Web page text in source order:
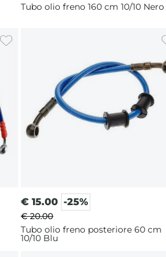
Tubo olio freno 160 cm 10/10 Nero
€ 15.00 -25%
€ 20.00
Tubo olio freno posteriore 60 cm
10/10 Blu